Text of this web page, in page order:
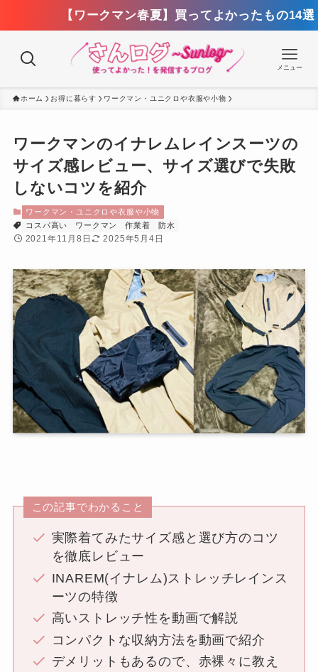
マン春夏】買ってよかったもの14選！2,000円以下の
メニュー
ホーム お得に暮らす ワークマン・ユニクロや衣服や小物
ワークマンのイナレムレインスーツの
サイズ感レビュー、サイズ選びで失敗
しないコツを紹介
ワークマン・ユニクロや衣服や小物
コスパ高い
ワークマン 作業着 防水
2021年11月8日 2025年5月4日
この記事でわかること
実際着てみたサイズ感と選び方のコツ
を徹底レビュー
INAREM(イナレム)ストレッチレインス
ーツの特徴
高いストレッチ性を動画で解説
コンパクトな収納方法を動画で紹介
デメリットもあるので、赤裸々に教え